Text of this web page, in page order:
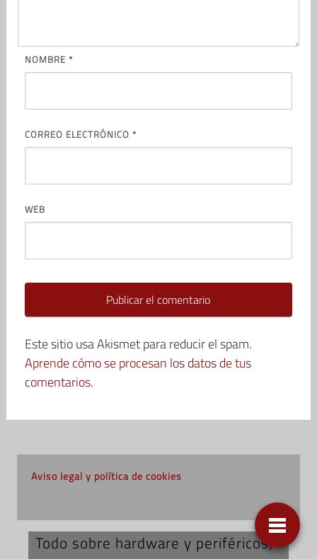
NOMBRE *
CORREO ELECTRÓNICO *
WEB
Este sitio usa Akismet para reducir el spam.
Aprende cómo se procesan los datos de tus
comentarios.
Aviso legal y política de cookies
Todo sobre hardware y periféricos;